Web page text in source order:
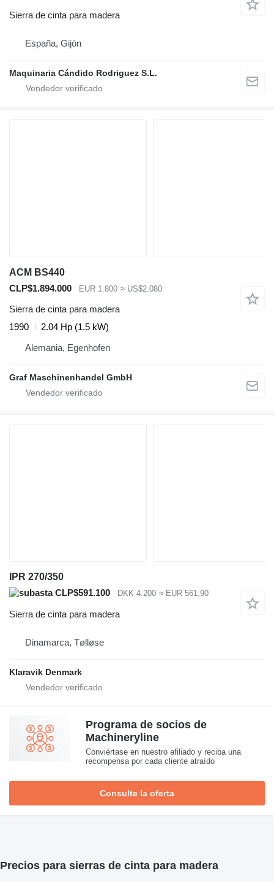
Sierra de cinta para madera
España, Gijón
Maquinaria Cándido Rodriguez S.L.
ACM BS440
CLP$1.894.000
EUR 1.800 ≈ US$2.080
Sierra de cinta para madera
1990
2.04 Hp (1.5 kW)
Alemania, Egenhofen
Graf Maschinenhandel GmbH
IPR 270/350
CLP$591.100
DKK 4.200 ≈ EUR 561,90
Sierra de cinta para madera
Dinamarca, Tølløse
Klaravik Denmark
Programa de socios de
Machineryline
Conviértase en nuestro afiliado y reciba una
recompensa por cada cliente atraído
Consulte la oferta
Precios para sierras de cinta para madera